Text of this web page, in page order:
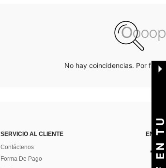
No hay coincidencias. Por favor
SERVICIO AL CLIENTE
Contáctenos
Forma De Pago